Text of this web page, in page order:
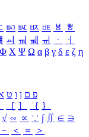
ㅴ ㅵ ㅶ ㅷ ㅸ
ㅹ
ㆉ ㆊ ㆋ ㆌ ㆍ
ㆎ
Φ Χ Ψ Ω α β γ δ ε ζ η
פ ם ן ו ט
［ ］ ｛ ｝
√ ∽ ∝ ∵ ∫ ∬ ∈ ∋
－ ＜ ＝
＞